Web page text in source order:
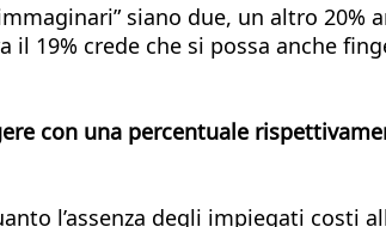
siano due, un altro 20%
19% crede che si possa anche
con una percentuale
l’assenza degli impiegati costi